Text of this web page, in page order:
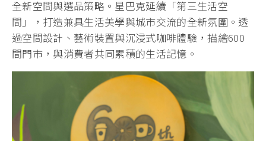
全新空間與選品策略。星巴克延續「第三生活空
間」，打造兼具生活美學與城市交流的全新氛圍。透
過空間設計、藝術裝置與沉浸式咖啡體驗，描繪600
間門市，與消費者共同累積的生活記憶。